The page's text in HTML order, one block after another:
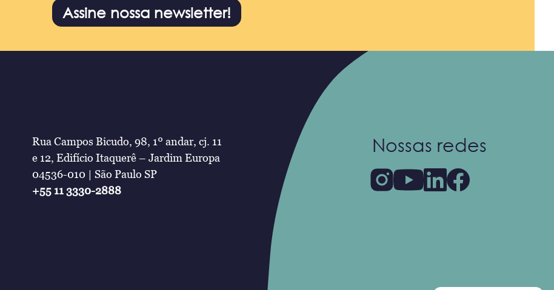
Assine nossa newsletter!
Rua Campos Bicudo, 98, 1º andar, cj. 11
e 12, Edifício Itaquerê – Jardim Europa
04536-010 | São Paulo SP
+55 11 3330-2888
Nossas redes